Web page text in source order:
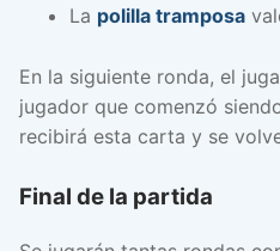
La polilla tramposa
En la siguiente ronda, el
jugador que comenzó
recibirá esta carta y se
Final de la partida